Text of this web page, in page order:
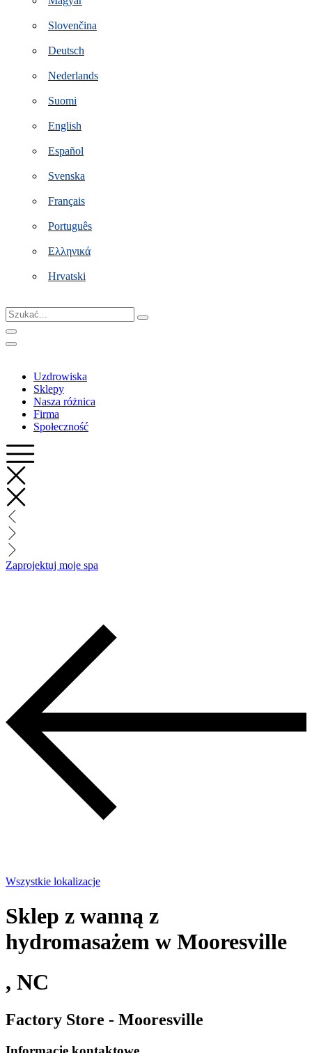
Slovenčina
Deutsch
Nederlands
Suomi
English
Español
Svenska
Français
Português
Ελληνικά
Hrvatski
Szukać...
Uzdrowiska
Sklepy
Nasza różnica
Firma
Społeczność
Zaprojektuj moje spa
Wszystkie lokalizacje
Sklep z wanną z
hydromasażem w Mooresville
, NC
Factory Store - Mooresville